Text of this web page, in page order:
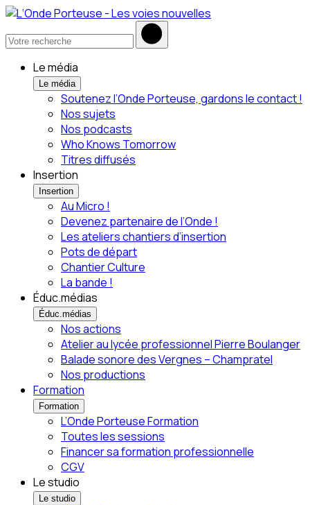
Le média
Le média
Soutenez l’Onde Porteuse, gardons le contact !
Nos sujets
Nos podcasts
Who Knows Tomorrow
Titres diffusés
Insertion
Insertion
Au Micro !
Devenez partenaire de l’Onde !
Les ateliers chantiers d’insertion
Pots de départ
Chantier Culture
La bande !
Éduc.médias
Éduc.médias
Nos actions
Atelier au lycée professionnel Pierre Boulanger
Balade sonore des Vergnes – Champratel
Nos productions
Formation
Formation
L’Onde Porteuse Formation
Toutes les sessions
Financer sa formation professionnelle
CGV
Le studio
Le studio